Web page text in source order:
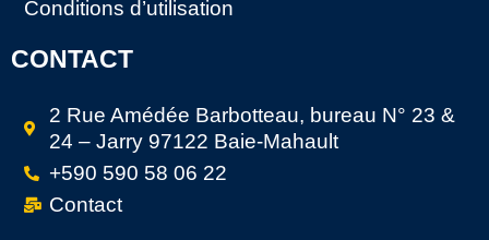
Conditions d’utilisation
CONTACT
2 Rue Amédée Barbotteau, bureau N° 23 &
24 – Jarry 97122 Baie-Mahault
+590 590 58 06 22
Contact